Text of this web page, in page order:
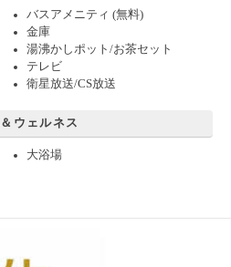
バスアメニティ (無料)
金庫
湯沸かしポット/お茶セット
テレビ
衛星放送/CS放送
ウェルネス
大浴場